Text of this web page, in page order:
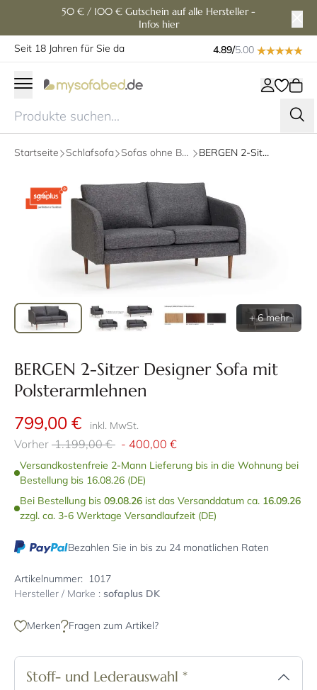
50 € / 100 € Gutschein auf alle Hersteller -
Infos hier
Seit 18 Jahren für Sie da
4.89/5.00
Startseite Schlafsofa Sofas ohne Bettfunktion BERGEN 2-Sitzer Designer Sofa mit Polsterarmlehnen
+ 6 mehr
BERGEN 2-Sitzer Designer Sofa mit
Polsterarmlehnen
799,00 €
inkl. MwSt.
Vorher 1.199,00 € - 400,00 €
Versandkostenfreie 2-Mann Lieferung bis in die Wohnung bei
Bestellung bis 16.08.26 (DE)
Bei Bestellung bis 09.08.26 ist das Versanddatum ca. 16.09.26
zzgl. ca. 3-6 Werktage Versandlaufzeit (DE)
Bezahlen Sie in bis zu 24 monatlichen Raten
Artikelnummer: 1017
Hersteller / Marke : sofaplus DK
Merken Fragen zum Artikel?
Stoff- und Lederauswahl *